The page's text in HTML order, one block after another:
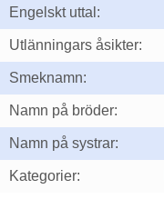
Engelskt uttal:
Utlänningars åsikter:
Smeknamn:
Namn på bröder:
Namn på systrar:
Kategorier: